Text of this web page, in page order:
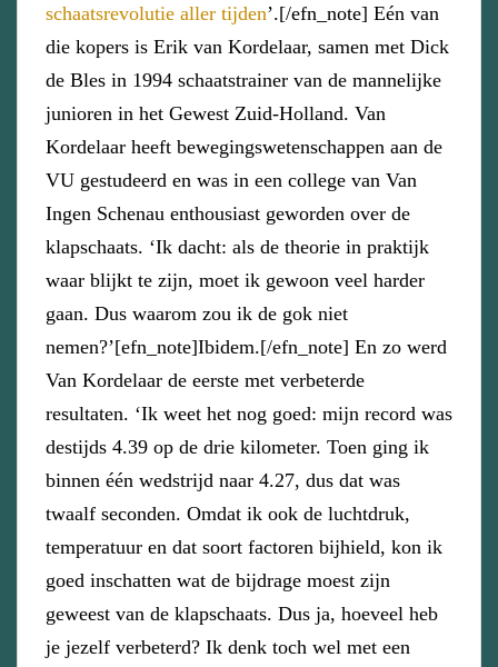
schaatsrevolutie aller tijden’.[/efn_note] Eén van
die kopers is Erik van Kordelaar, samen met Dick
de Bles in 1994 schaatstrainer van de mannelijke
junioren in het Gewest Zuid-Holland. Van
Kordelaar heeft bewegingswetenschappen aan de
VU gestudeerd en was in een college van Van
Ingen Schenau enthousiast geworden over de
klapschaats. ‘Ik dacht: als de theorie in praktijk
waar blijkt te zijn, moet ik gewoon veel harder
gaan. Dus waarom zou ik de gok niet
nemen?’[efn_note]Ibidem.[/efn_note] En zo werd
Van Kordelaar de eerste met verbeterde
resultaten. ‘Ik weet het nog goed: mijn record was
destijds 4.39 op de drie kilometer. Toen ging ik
binnen één wedstrijd naar 4.27, dus dat was
twaalf seconden. Omdat ik ook de luchtdruk,
temperatuur en dat soort factoren bijhield, kon ik
goed inschatten wat de bijdrage moest zijn
geweest van de klapschaats. Dus ja, hoeveel heb
je jezelf verbeterd? Ik denk toch wel met een